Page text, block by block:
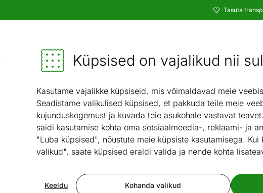
Küpsised on vajalikud nii
Kasutame vajalikke küpsiseid, mis võimaldavad meie
Seadistame valikulised küpsised, et pakkuda teile meie
kujunduskogemust ja kuvada teie asukohale vastavat
saidi kasutamise kohta oma sotsiaalmeedia-, reklaami- ja
"Luba küpsised", nõustute meie küpsiste kasutamisega. Kui
valikud", saate küpsised eraldi valida ja nende kohta
Kohanda valikud
Keeldu
Tasuta
Mööbel ja sisustus - ON24